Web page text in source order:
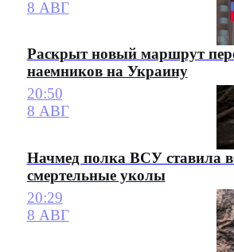
8 АВГ
Раскрыт новый маршрут
наемников на Украину
20:50
8 АВГ
Начмед полка ВСУ ставила
смертельные уколы
20:29
8 АВГ